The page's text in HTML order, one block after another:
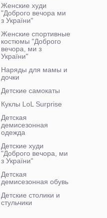
Женские худи
"Доброго вечора ми
з України"
Женские спортивные
костюмы "Доброго
вечора, ми з
України"
Наряды для мамы и
дочки
Детские самокаты
Куклы LoL Surprise
Детская
демисезонная
одежда
Детские худи
"Доброго вечора, ми
з України"
Детская
демисезонная обувь
Детские столики и
стульчики